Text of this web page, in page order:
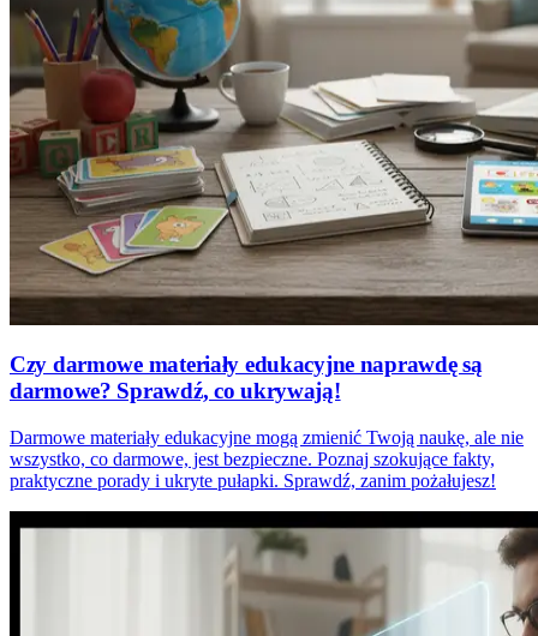
Czy darmowe materiały edukacyjne naprawdę są
darmowe? Sprawdź, co ukrywają!
Darmowe materiały edukacyjne mogą zmienić Twoją naukę, ale nie
wszystko, co darmowe, jest bezpieczne. Poznaj szokujące fakty,
praktyczne porady i ukryte pułapki. Sprawdź, zanim pożałujesz!